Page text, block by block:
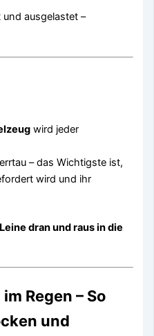
ausgelastet –
wird jeder
– das Wichtigste ist,
wird und ihr
dran und raus in die
Regen – So
und